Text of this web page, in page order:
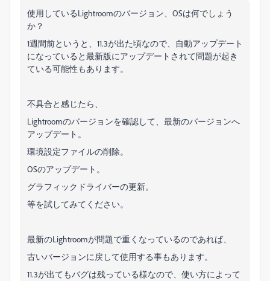
使用しているLightroomのバージョン、OSは何でしょう
か？
1週間前というと、11.3が出た頃なので、自動アップデート
になっていると最新版にアップデートされて問題が起き
ている可能性もあります。
不具合と感じたら、
Lightroomのバージョンを確認して、最新のバージョンへ
アップデート。
環境設定ファイルの削除。
OSのアップデート。
グラフィックドライバーの更新。
等を試してみてください。
最新のLightroomが問題で重くなっているのであれば、
古いバージョンに戻して使用する事もあります。
11.3が出てもバグは残っている様なので、使い方によって